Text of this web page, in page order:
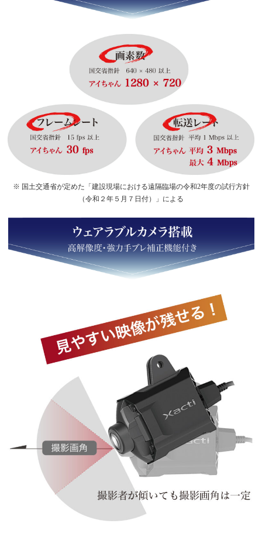
※ 国土交通省が定めた「建設現場における遠隔臨場の令和2年度の試行方針
（令和２年５月７日付）」による